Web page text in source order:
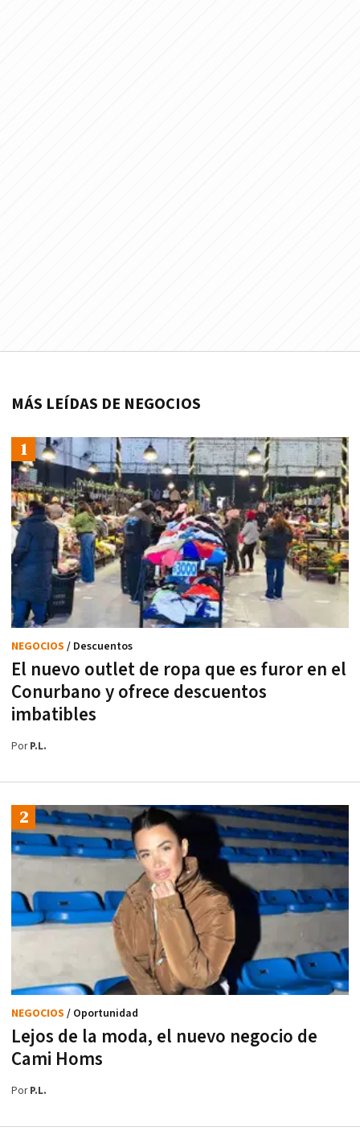
MÁS LEÍDAS DE NEGOCIOS
El nuevo outlet de ropa que es furor en el
Conurbano y ofrece descuentos
imbatibles
NEGOCIOS / Descuentos
PorP.L.
Lejos de la moda, el nuevo negocio de
Cami Homs
NEGOCIOS / Oportunidad
PorP.L.